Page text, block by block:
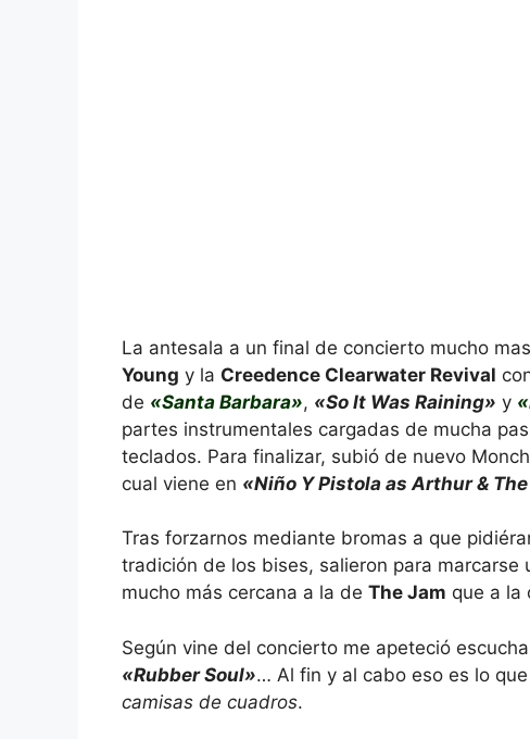
La antesala a un final de concierto mucho
Young y la Creedence Clearwater Revival
de «Santa Barbara», «So It Was Raining» y
partes instrumentales cargadas de mucha
teclados. Para finalizar, subió de nuevo
cual viene en «Niño Y Pistola as Arthur &
Tras forzarnos mediante bromas a que
tradición de los bises, salieron para marcarse
mucho más cercana a la de The Jam que a la
Según vine del concierto me apeteció
«Rubber Soul»… Al fin y al cabo eso es lo
camisas de cuadros.